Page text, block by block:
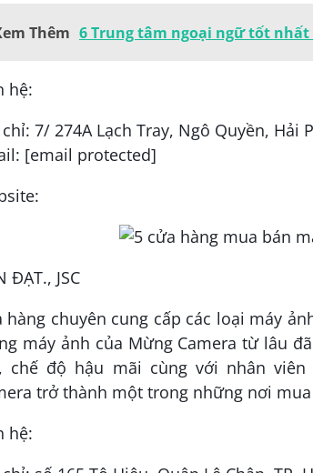
Thêm 6 Trung tâm ngoại ngữ tốt nhất
hệ:
7/ 274A Lạch Tray, Ngô Quyền, Hải
[email protected]
ĐẠT., JSC
hàng chuyên cung cấp các loại máy
máy ảnh của Mừng Camera từ lâu
chế độ hậu mãi cùng với nhân
trở thành một trong những nơi
hệ: